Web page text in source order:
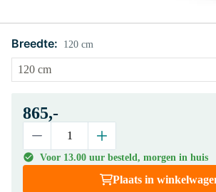
Breedte: 120 cm
865,-
Voor 13.00 uur besteld, morgen in huis
Plaats in